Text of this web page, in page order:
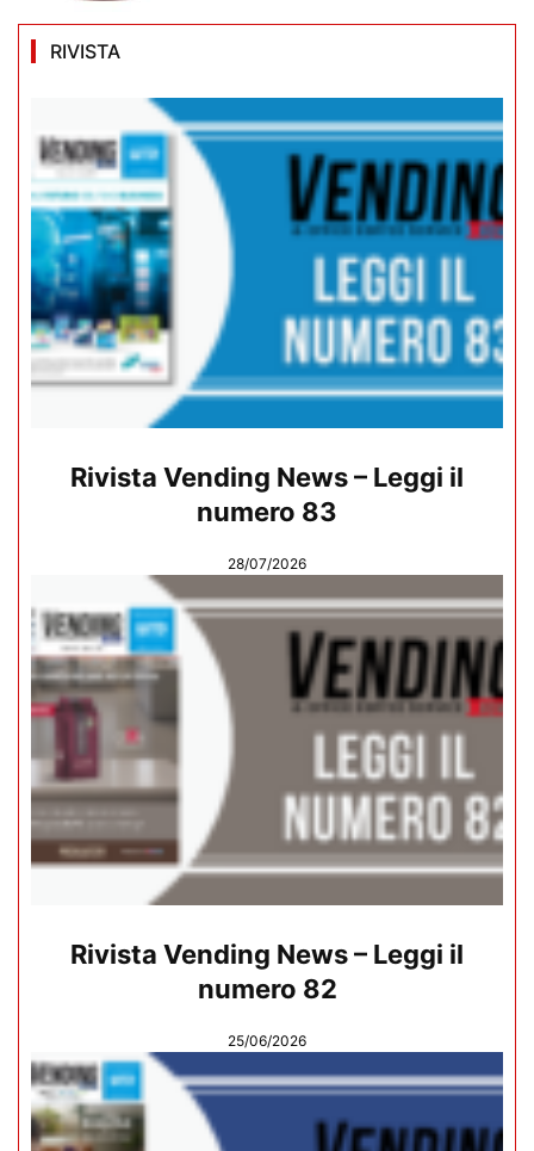
RIVISTA
Rivista Vending News – Leggi il
numero 83
28/07/2026
Rivista Vending News – Leggi il
numero 82
25/06/2026